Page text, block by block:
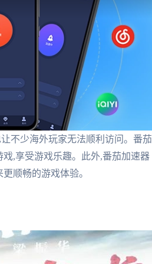
不少海外玩家无法顺利访问。番茄
,享受游戏乐趣。此外,番茄加速器
顺畅的游戏体验。